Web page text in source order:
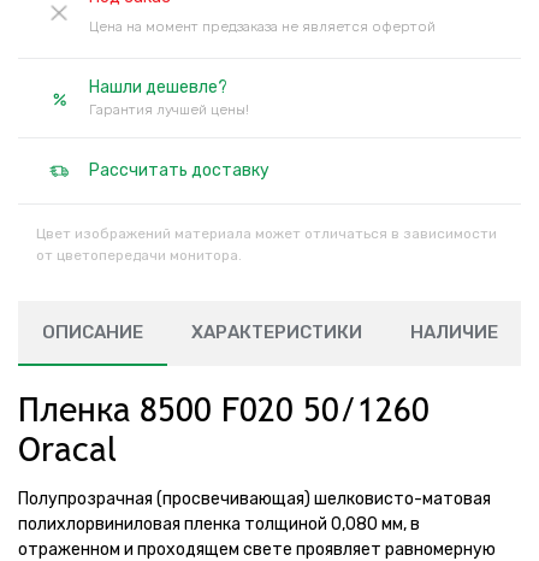
Цена на момент предзаказа не является офертой
Нашли дешевле?
Гарантия лучшей цены!
Рассчитать доставку
Цвет изображений материала может отличаться в зависимости
от цветопередачи монитора.
ОПИСАНИЕ ХАРАКТЕРИСТИКИ НАЛИЧИЕ
Пленка 8500 F020 50/1260
Oracal
Полупрозрачная (просвечивающая) шелковисто-матовая
полихлорвиниловая пленка толщиной 0,080 мм, в
отраженном и проходящем свете проявляет равномерную